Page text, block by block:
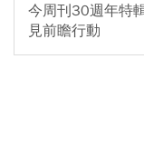
今周刊30週年特
見前瞻行動